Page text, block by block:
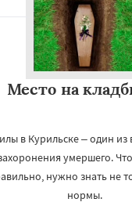
Место на
в Курильске – один
умершего.
нужно знать не
нормы.